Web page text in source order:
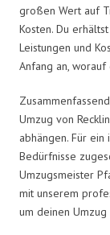
großen Wert auf
Kosten. Du
Leistungen und
Anfang an, worauf
Umzug von
abhängen. Für
Bedürfnisse
Umzugsmeister
mit unserem
um deinen